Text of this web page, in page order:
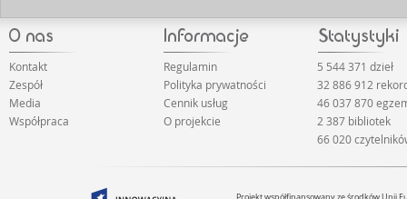
Kontakt
Zespół
Media
Współpraca
Regulamin
Polityka prywatności
Cennik usług
O projekcie
5 544 371 dzieł
32 886 912
46 037 870
2 387 bibliotek
66 020